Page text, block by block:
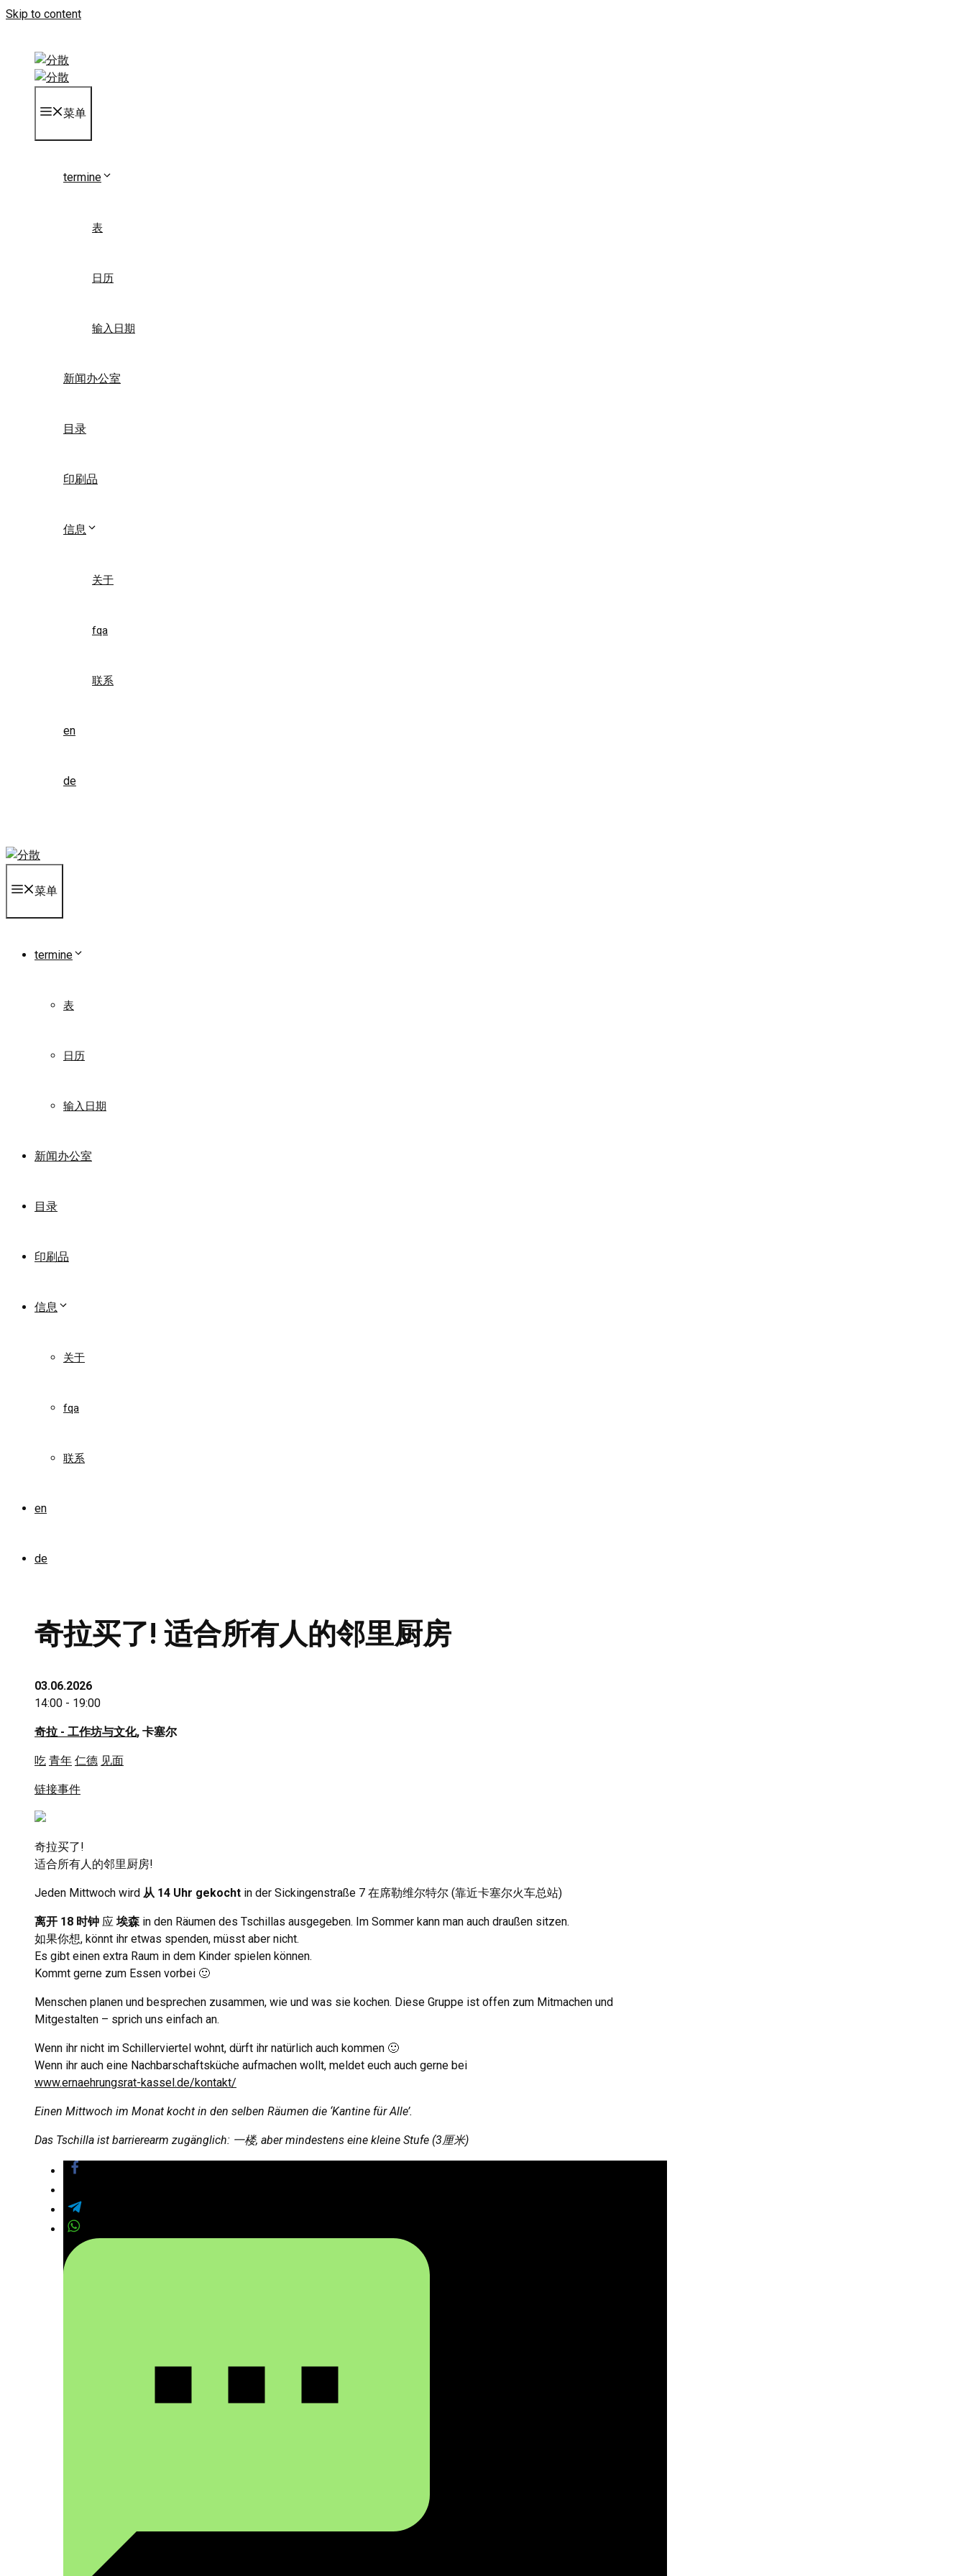
Skip to content
菜单
termine
表
日历
输入日期
新闻办公室
目录
印刷品
信息
关于
fqa
联系
en
de
菜单
termine
表
日历
输入日期
新闻办公室
目录
印刷品
信息
关于
fqa
联系
en
de
奇拉买了! 适合所有人的邻里厨房
03.06.2026
14:00 - 19:00
奇拉 - 工作坊与文化, 卡塞尔
吃 青年 仁德 见面
链接事件
奇拉买了!
适合所有人的邻里厨房!
Jeden Mittwoch wird 从 14 Uhr gekocht in der Sickingenstraße 7 在席勒维尔特尔 (靠近卡塞尔火车总站)
离开 18 时钟 应 埃森 in den Räumen des Tschillas ausgegeben. Im Sommer kann man auch draußen sitzen.
如果你想, könnt ihr etwas spenden, müsst aber nicht.
Es gibt einen extra Raum in dem Kinder spielen können.
Kommt gerne zum Essen vorbei 🙂
Menschen planen und besprechen zusammen, wie und was sie kochen. Diese Gruppe ist offen zum Mitmachen und
Mitgestalten – sprich uns einfach an.
Wenn ihr nicht im Schillerviertel wohnt, dürft ihr natürlich auch kommen 🙂
Wenn ihr auch eine Nachbarschaftsküche aufmachen wollt, meldet euch auch gerne bei
www.ernaehrungsrat-kassel.de/kontakt/
Einen Mittwoch im Monat kocht in den selben Räumen die ‘Kantine für Alle’.
Das Tschilla ist barrierearm zugänglich: 一楼, aber mindestens eine kleine Stufe (3厘米)